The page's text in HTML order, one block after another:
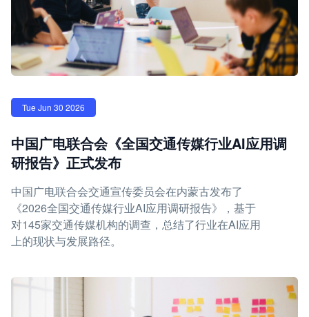
Tue Jun 30 2026
中国广电联合会《全国交通传媒行业AI应用调
研报告》正式发布
中国广电联合会交通宣传委员会在内蒙古发布了
《2026全国交通传媒行业AI应用调研报告》，基于
对145家交通传媒机构的调查，总结了行业在AI应用
上的现状与发展路径。